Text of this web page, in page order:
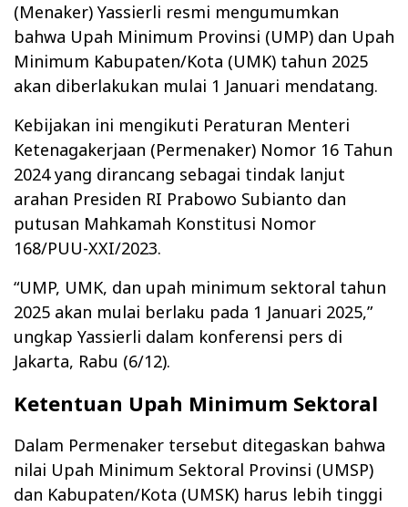
(Menaker) Yassierli resmi mengumumkan
bahwa Upah Minimum Provinsi (UMP) dan Upah
Minimum Kabupaten/Kota (UMK) tahun 2025
akan diberlakukan mulai 1 Januari mendatang.
Kebijakan ini mengikuti Peraturan Menteri
Ketenagakerjaan (Permenaker) Nomor 16 Tahun
2024 yang dirancang sebagai tindak lanjut
arahan Presiden RI Prabowo Subianto dan
putusan Mahkamah Konstitusi Nomor
168/PUU-XXI/2023.
“UMP, UMK, dan upah minimum sektoral tahun
2025 akan mulai berlaku pada 1 Januari 2025,”
ungkap Yassierli dalam konferensi pers di
Jakarta, Rabu (6/12).
Ketentuan Upah Minimum Sektoral
Dalam Permenaker tersebut ditegaskan bahwa
nilai Upah Minimum Sektoral Provinsi (UMSP)
dan Kabupaten/Kota (UMSK) harus lebih tinggi